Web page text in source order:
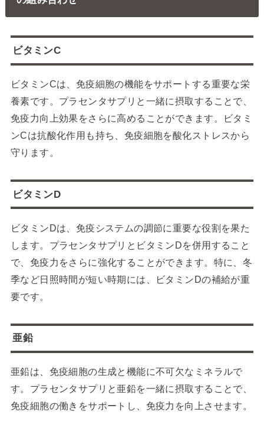
ビタミンC
ビタミンCは、免疫細胞の機能をサポートする重要な栄
養素です。プラセンタサプリと一緒に摂取することで、
免疫力向上効果をさらに高めることができます。ビタミ
ンCは抗酸化作用も持ち、免疫細胞を酸化ストレスから
守ります。
ビタミンD
ビタミンDは、免疫システムの調節に重要な役割を果た
します。プラセンタサプリとビタミンDを併用すること
で、免疫力をさらに強化することができます。特に、冬
季など日照時間が短い時期には、ビタミンDの補給が重
要です。
亜鉛
亜鉛は、免疫細胞の生成と機能に不可欠なミネラルで
す。プラセンタサプリと亜鉛を一緒に摂取することで、
免疫細胞の働きをサポートし、免疫力を向上させます。